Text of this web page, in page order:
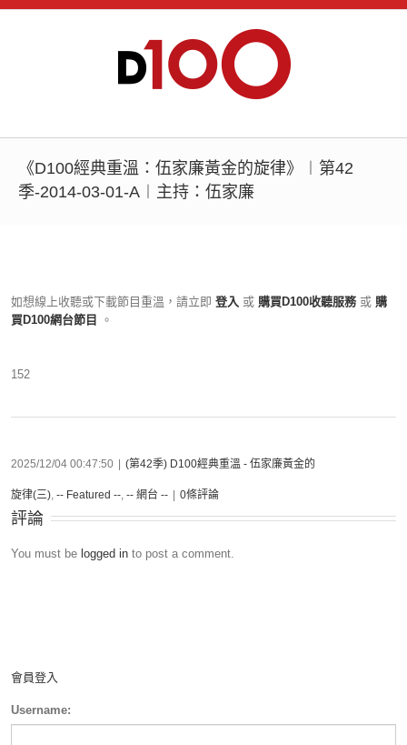
《D100經典重溫：伍家廉黃金的旋律》︱第42
季-2014-03-01-A︱主持：伍家廉
如想線上收聽或下載節目重溫，請立即 登入 或 購買D100收聽服務 或 購
買D100網台節目
。
152
2025/12/04 00:47:50 (第42季) D100經典重溫 - 伍家廉黃金的
旋律(三), -- Featured --, -- 網台 -- 0條評論
評論
You must be logged in to post a comment.
會員登入
Username: